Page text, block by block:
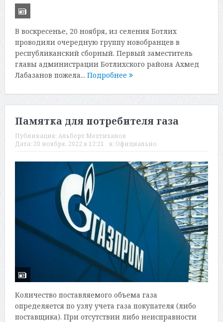
В воскресенье, 20 ноября, из селения Ботлих
проводили очередную группу новобранцев в
республиканский сборный. Первый заместитель
главы администрации Ботлихского района Ахмед
Лабазанов пожела... Подробнее
Памятка для потребителя газа
Публикация: Альберт Мехтиханов
Дата: 20 ноября, 2022 в 12:21 в: Официально
Количество поставляемого объема газа
определяется по узлу учета газа покупателя (либо
поставщика). При отсутствии либо неисправности